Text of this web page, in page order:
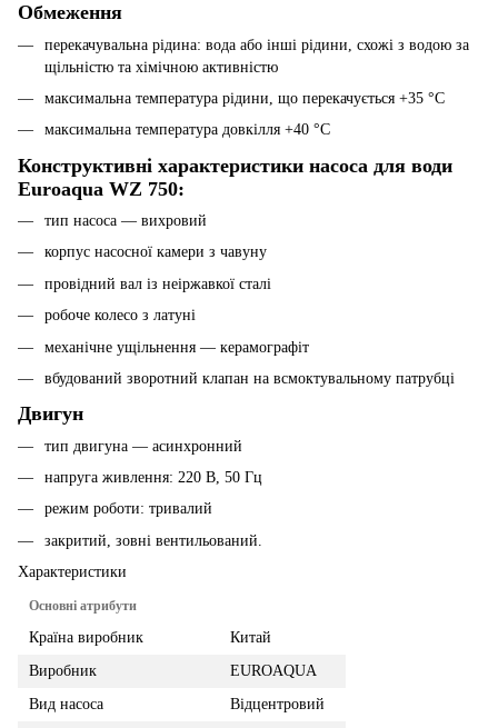
Обмеження
перекачувальна рідина: вода або інші рідини, схожі з водою за
щільністю та хімічною активністю
максимальна температура рідини, що перекачується +35 °C
максимальна температура довкілля +40 °C
Конструктивні характеристики насоса для води
Euroaqua WZ 750:
тип насоса — вихровий
корпус насосної камери з чавуну
провідний вал із неіржавкої сталі
робоче колесо з латуні
механічне ущільнення — керамографіт
вбудований зворотний клапан на всмоктувальному патрубці
Двигун
тип двигуна — асинхронний
напруга живлення: 220 В, 50 Гц
режим роботи: тривалий
закритий, зовні вентильований.
Характеристики
Основні атрибути
Країна виробник
Китай
Виробник
EUROAQUA
Вид насоса
Відцентровий